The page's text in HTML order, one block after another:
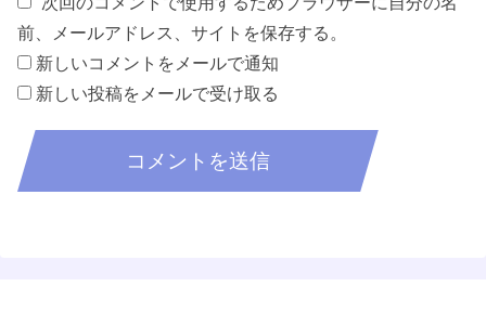
前、メールアドレス、サイトを保存する。
新しいコメントをメールで通知
新しい投稿をメールで受け取る